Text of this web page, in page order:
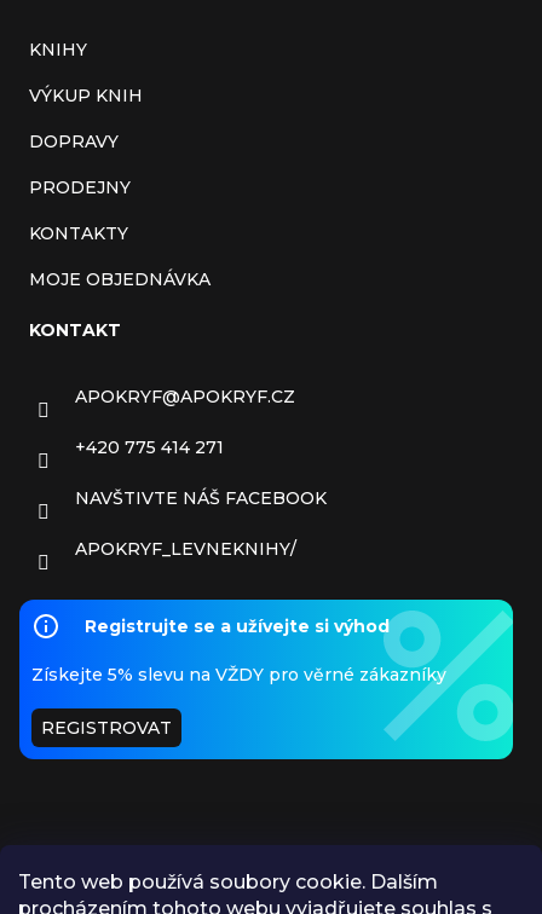
Tento web používá soubory cookie. Dalším
procházením tohoto webu vyjadřujete souhlas s
KNIHY
VÝKUP KNIH
DOPRAVY
PRODEJNY
KONTAKTY
MOJE OBJEDNÁVKA
KONTAKT
APOKRYF@APOKRYF.CZ
+420 775 414 271
NAVŠTIVTE NÁŠ FACEBOOK
APOKRYF_LEVNEKNIHY/
Registrujte se a užívejte si výhod
Získejte 5% slevu na VŽDY pro věrné zákazníky
REGISTROVAT